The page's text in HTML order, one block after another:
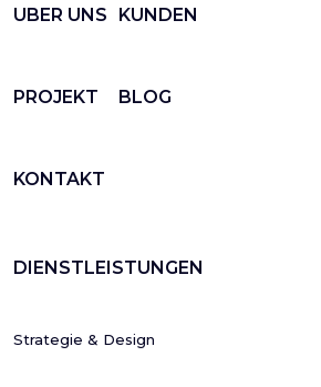
UBER UNS KUNDEN
PROJEKT BLOG
KONTAKT
DIENSTLEISTUNGEN
Strategie & Design